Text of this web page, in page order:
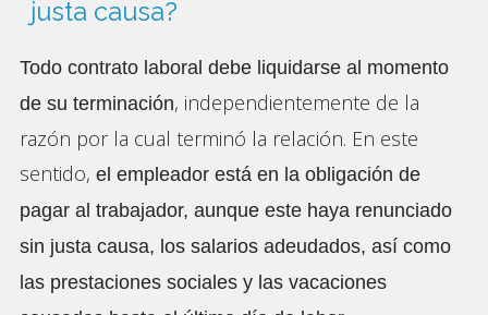
justa causa?
Todo contrato laboral debe liquidarse al momento
de su terminación, independientemente de la
razón por la cual terminó la relación. En este
sentido, el empleador está en la obligación de
pagar al trabajador, aunque este haya renunciado
sin justa causa, los salarios adeudados, así como
las prestaciones sociales y las vacaciones